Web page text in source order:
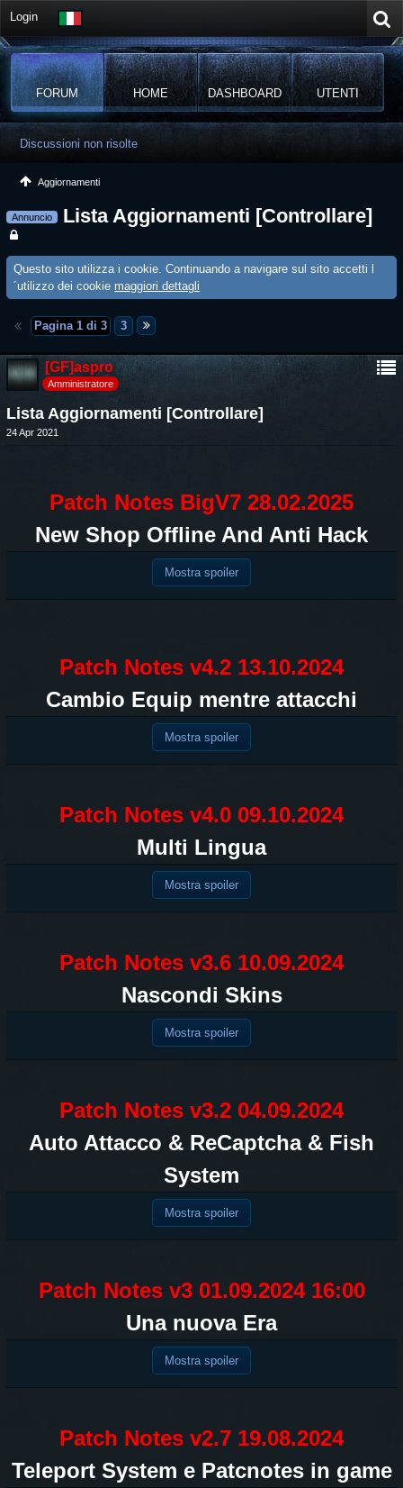
Login
FORUM HOME DASHBOARD UTENTI
Discussioni non risolte
Aggiornamenti
Annuncio Lista Aggiornamenti [Controllare]
Questo sito utilizza i cookie. Continuando a navigare sul sito accetti l
´utilizzo dei cookie maggiori dettagli
Pagina 1 di 3 3
[GF]aspro
Amministratore
Lista Aggiornamenti [Controllare]
24 Apr 2021
Patch Notes BigV7 28.02.2025
New Shop Offline And Anti Hack
Mostra spoiler
Patch Notes v4.2 13.10.2024
Cambio Equip mentre attacchi
Mostra spoiler
Patch Notes v4.0 09.10.2024
Multi Lingua
Mostra spoiler
Patch Notes v3.6 10.09.2024
Nascondi Skins
Mostra spoiler
Patch Notes v3.2 04.09.2024
Auto Attacco & ReCaptcha & Fish
System
Mostra spoiler
Patch Notes v3 01.09.2024 16:00
Una nuova Era
Mostra spoiler
Patch Notes v2.7 19.08.2024
Teleport System e Patcnotes in game